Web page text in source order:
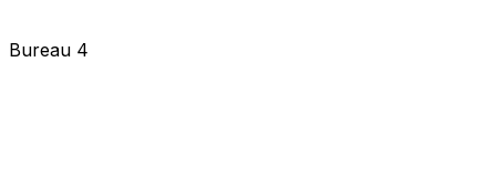
Bureau 4